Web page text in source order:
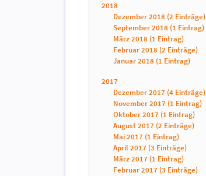
2018
Dezember 2018 (2 Einträge)
September 2018 (1 Eintrag)
März 2018 (1 Eintrag)
Februar 2018 (2 Einträge)
Januar 2018 (1 Eintrag)
2017
Dezember 2017 (4 Einträge)
November 2017 (1 Eintrag)
Oktober 2017 (1 Eintrag)
August 2017 (2 Einträge)
Mai 2017 (1 Eintrag)
April 2017 (3 Einträge)
März 2017 (1 Eintrag)
Februar 2017 (3 Einträge)